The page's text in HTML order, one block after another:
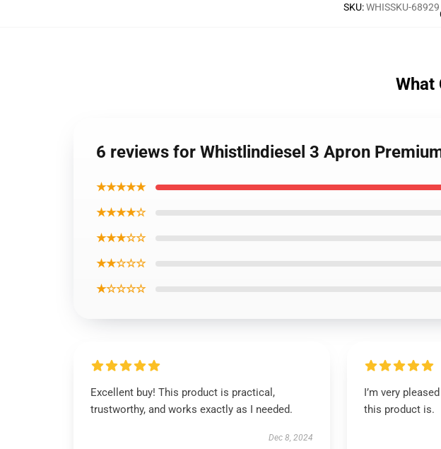
SKU:WHISSKU-68929
What
6 reviews for Whistlindiesel 3 Apron
★★★★★
★★★★☆
★★★☆☆
★★☆☆☆
★☆☆☆☆
Excellent buy! This product is practical,
trustworthy, and works exactly as I needed.
Dec 8, 2024
I’m very
this product is.